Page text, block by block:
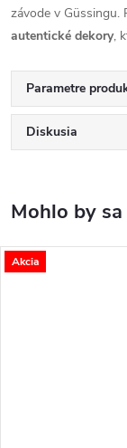
závode v Güssingu.
autentické dekory,
Parametre
Diskusia
Akcia